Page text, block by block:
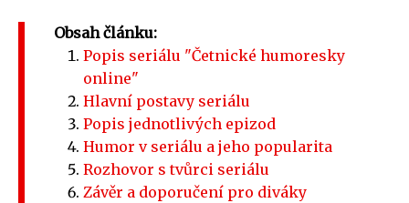
Obsah článku:
Popis seriálu "Četnické humoresky
online"
Hlavní postavy seriálu
Popis jednotlivých epizod
Humor v seriálu a jeho popularita
Rozhovor s tvůrci seriálu
Závěr a doporučení pro diváky